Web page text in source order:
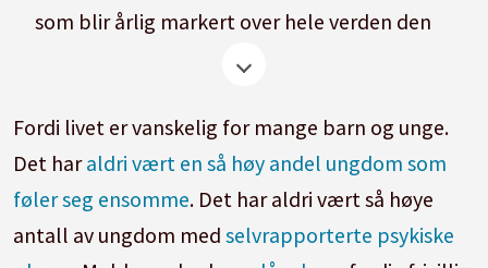
som blir årlig markert over hele verden den
I Norge markeres dagen i perioden medio
september til medio oktober, og det er
Norges største opplysningskampanje for
psykisk helse.
Kilde: Wikipedia
Fordi livet er vanskelig for mange barn og unge.
Det haraldri vært en så høy andel ungdom som
føler seg ensomme. Det har aldri vært så høye
antall av ungdom medselvrapporterte psykiske